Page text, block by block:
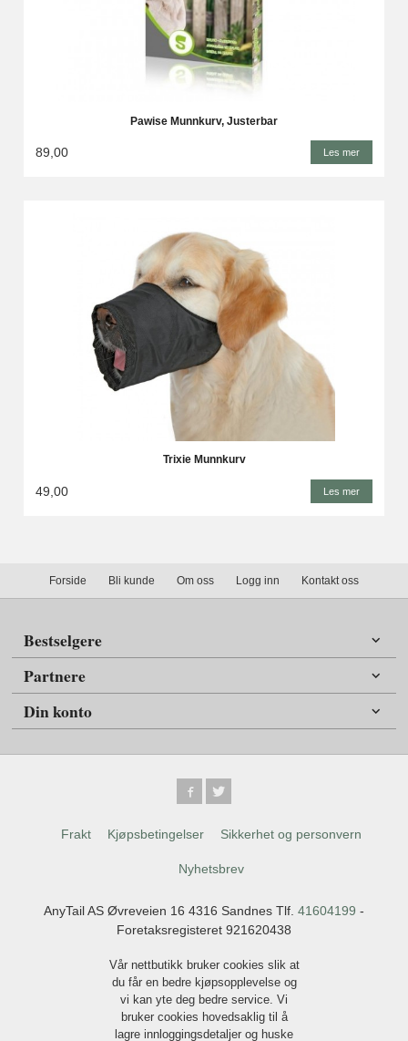
Pawise Munnkurv, Justerbar
89,00 Les mer
Trixie Munnkurv
49,00 Les mer
Forside Bli kunde Om oss Logg inn Kontakt oss
Bestselgere
Partnere
Din konto
Frakt Kjøpsbetingelser Sikkerhet og personvern
Nyhetsbrev
AnyTail AS Øvreveien 16 4316 Sandnes Tlf. 41604199 -
Foretaksregisteret 921620438
Vår nettbutikk bruker cookies slik at
du får en bedre kjøpsopplevelse og
vi kan yte deg bedre service. Vi
bruker cookies hovedsaklig til å
lagre innloggingsdetaljer og huske